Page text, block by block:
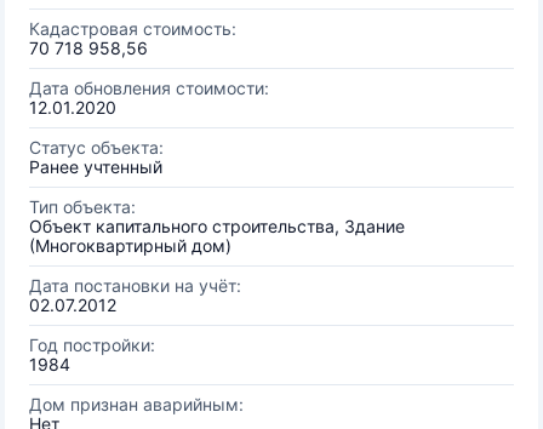
Кадастровая стоимость:
70 718 958,56
Дата обновления стоимости:
12.01.2020
Статус объекта:
Ранее учтенный
Тип объекта:
Объект капитального строительства, Здание
(Многоквартирный дом)
Дата постановки на учёт:
02.07.2012
Год постройки:
1984
Дом признан аварийным:
Нет